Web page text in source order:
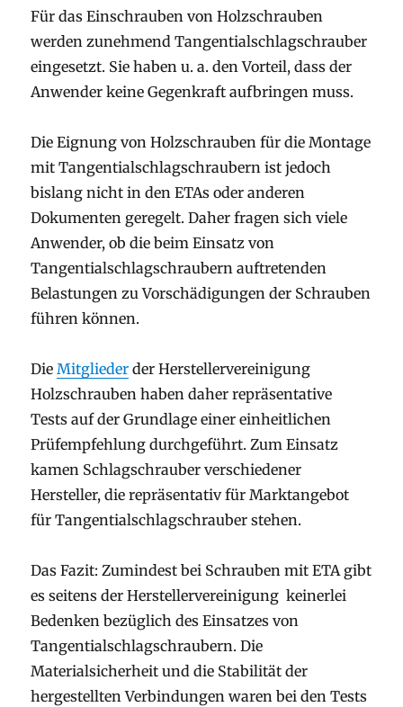
Für das Einschrauben von Holzschrauben
werden zunehmend Tangentialschlagschrauber
eingesetzt. Sie haben u. a. den Vorteil, dass der
Anwender keine Gegenkraft aufbringen muss.
Die Eignung von Holzschrauben für die Montage
mit Tangentialschlagschraubern ist jedoch
bislang nicht in den ETAs oder anderen
Dokumenten geregelt. Daher fragen sich viele
Anwender, ob die beim Einsatz von
Tangentialschlagschraubern auftretenden
Belastungen zu Vorschädigungen der Schrauben
führen können.
DieMitglieder der Herstellervereinigung
Holzschrauben haben daher repräsentative
Tests auf der Grundlage einer einheitlichen
Prüfempfehlung durchgeführt. Zum Einsatz
kamen Schlagschrauber verschiedener
Hersteller, die repräsentativ für Marktangebot
für Tangentialschlagschrauber stehen.
Das Fazit: Zumindest bei Schrauben mit ETA gibt
es seitens der Herstellervereinigung keinerlei
Bedenken bezüglich des Einsatzes von
Tangentialschlagschraubern. Die
Materialsicherheit und die Stabilität der
hergestellten Verbindungen waren bei den Tests